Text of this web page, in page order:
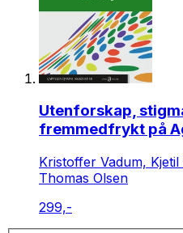
Utenforskap,
fremmedfrykt på
Kristoffer Vadum,
Thomas Olsen
299,-